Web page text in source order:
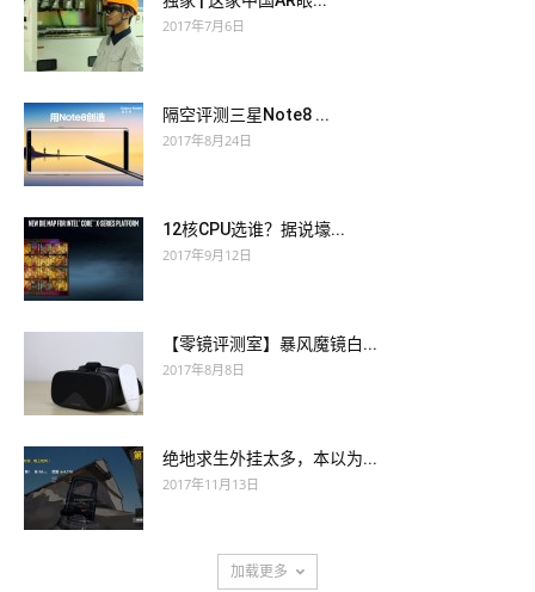
2017年7月6日
隔空评测三星Note8 ...
2017年8月24日
12核CPU选谁？据说壕...
2017年9月12日
【零镜评测室】暴风魔镜白...
2017年8月8日
绝地求生外挂太多，本以为...
2017年11月13日
加载更多